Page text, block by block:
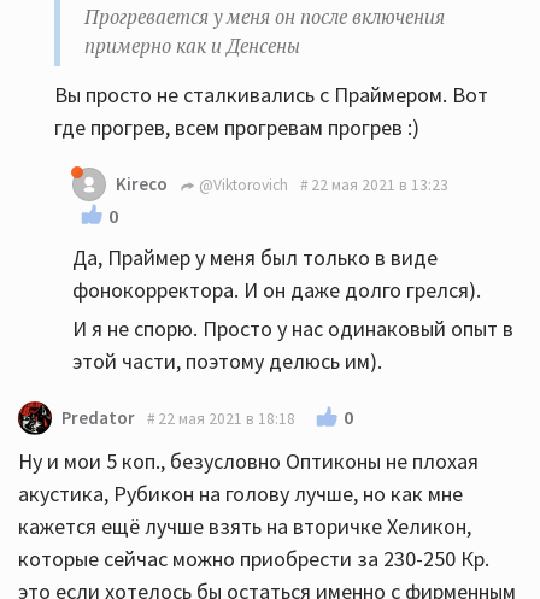
Прогревается у меня он после включения
примерно как и Денсены
Вы просто не сталкивались с Праймером. Вот
где прогрев, всем прогревам прогрев :)
Kireco @Viktorovich 22 мая 2021 в 13:23
0
Да, Праймер у меня был только в виде
фонокорректора. И он даже долго грелся).
И я не спорю. Просто у нас одинаковый опыт в
этой части, поэтому делюсь им).
Predator 22 мая 2021 в 18:18 0
Ну и мои 5 коп., безусловно Оптиконы не плохая
акустика, Рубикон на голову лучше, но как мне
кажется ещё лучше взять на вторичке Хеликон,
которые сейчас можно приобрести за 230-250 Кр.
это если хотелось бы остаться именно с фирменным